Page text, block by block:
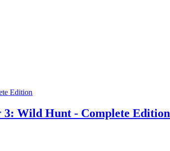
Wild Hunt - Complete Edition